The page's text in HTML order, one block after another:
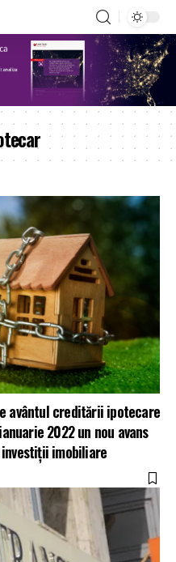
avântul creditării ipotecare
2022 un nou avans
imobiliare